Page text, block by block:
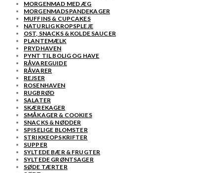
MORGENMAD MED ÆG
MORGENMADSPANDEKAGER
MUFFINS & CUPCAKES
NATURLIG KROPSPLEJE
OST, SNACKS & KOLDE SAUCER
PLANTEMÆLK
PRYDHAVEN
PYNT TIL BOLIG OG HAVE
RÅVAREGUIDE
RÅVARER
REJSER
ROSENHAVEN
RUGBRØD
SALATER
SKÆREKAGER
SMÅKAGER & COOKIES
SNACKS & NØDDER
SPISELIGE BLOMSTER
STRIKKEOPSKRIFTER
SUPPER
SYLTEDE BÆR & FRUGTER
SYLTEDE GRØNTSAGER
SØDE TÆRTER